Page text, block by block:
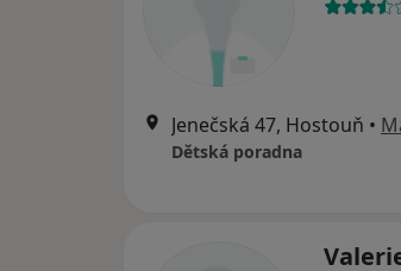
Jenečská 47, Hostouň •
Dětská poradna